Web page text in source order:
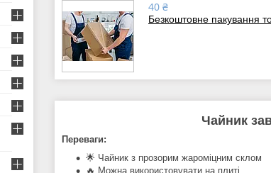
40 ₴
Безкоштовне пакування
Чайник
Переваги:
🌟 Чайник з прозорим жароміцним склом
🔥 Можна використовувати на плиті